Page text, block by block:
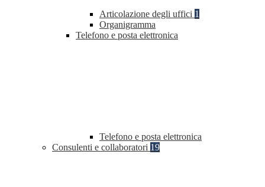
Articolazione degli uffici 1
Organigramma
Telefono e posta elettronica
Telefono e posta elettronica
Consulenti e collaboratori 19